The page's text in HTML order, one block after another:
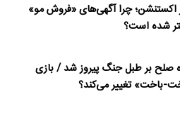
اکستنشن؛ چرا آگهی‌های «فروش مو»
شده است؟
صلح بر طبل جنگ پیروز شد / بازی
باخت» تغییر می‌کند؟